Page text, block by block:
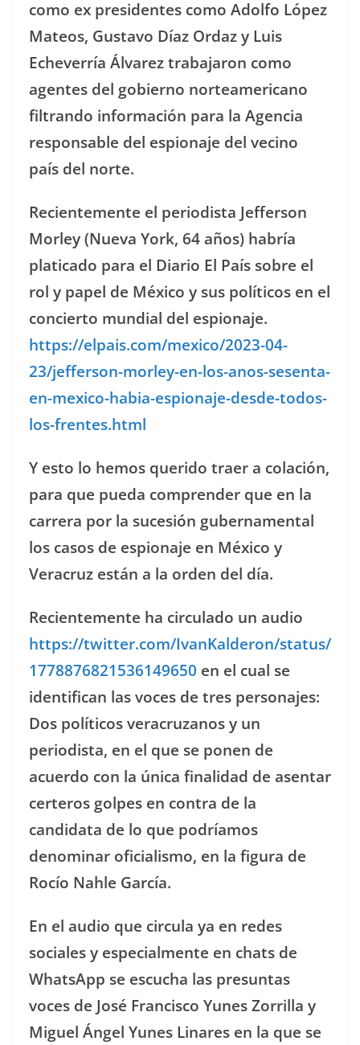
como ex presidentes como Adolfo López
Mateos, Gustavo Díaz Ordaz y Luis
Echeverría Álvarez trabajaron como
agentes del gobierno norteamericano
filtrando información para la Agencia
responsable del espionaje del vecino
país del norte.
Recientemente el periodista Jefferson
Morley (Nueva York, 64 años) habría
platicado para el Diario El País sobre el
rol y papel de México y sus políticos en el
concierto mundial del espionaje.
https://elpais.com/mexico/2023-04-
23/jefferson-morley-en-los-anos-sesenta-
en-mexico-habia-espionaje-desde-todos-
los-frentes.html
Y esto lo hemos querido traer a colación,
para que pueda comprender que en la
carrera por la sucesión gubernamental
los casos de espionaje en México y
Veracruz están a la orden del día.
Recientemente ha circulado un audio
https://twitter.com/IvanKalderon/status/
1778876821536149650 en el cual se
identifican las voces de tres personajes:
Dos políticos veracruzanos y un
periodista, en el que se ponen de
acuerdo con la única finalidad de asentar
certeros golpes en contra de la
candidata de lo que podríamos
denominar oficialismo, en la figura de
Rocío Nahle García.
En el audio que circula ya en redes
sociales y especialmente en chats de
WhatsApp se escucha las presuntas
voces de José Francisco Yunes Zorrilla y
Miguel Ángel Yunes Linares en la que se